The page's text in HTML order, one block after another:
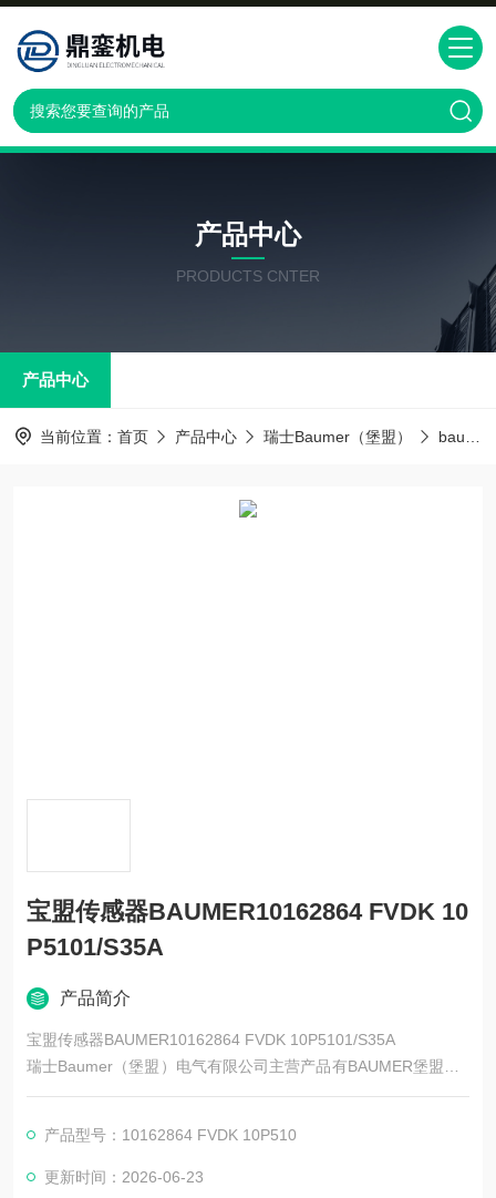
产品中心
PRODUCTS CNTER
产品中心
当前位置： 首页 产品中心 瑞士Baumer（堡盟） baumer传感器
宝盟传感器BAUMER10162864 FVDK 10
P5101/S35A
产品简介
宝盟传感器BAUMER10162864 FVDK 10P5101/S35A
瑞士Baumer（堡盟）电气有限公司主营产品有BAUMER堡盟、B
AUMER编码器、BAUMER传感器、BAUMER控制器、BAUMER
ER光电开关、BAUMER限位开关、BAUMER放大器、BAUMER
变送器、BAUMER安全栅等。
产品型号：10162864 FVDK 10P510
更新时间：2026-06-23